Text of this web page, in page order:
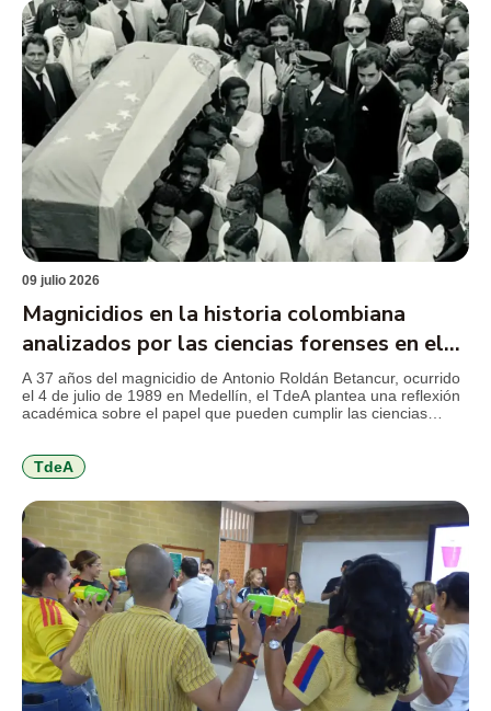
09 julio 2026
Magnicidios en la historia colombiana
analizados por las ciencias forenses en el
TdeA
A 37 años del magnicidio de Antonio Roldán Betancur, ocurrido
el 4 de julio de 1989 en Medellín, el TdeA plantea una reflexión
académica sobre el papel que pueden cumplir las ciencias
la justicia, la […]
TdeA